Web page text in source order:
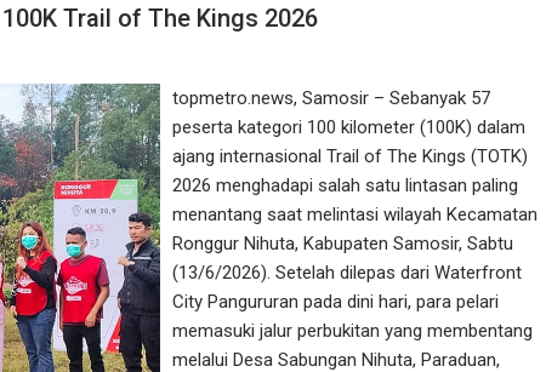
Trail of The Kings 2026
topmetro.news, Samosir – Sebanyak 57
peserta kategori 100 kilometer (100K) dalam
ajang internasional Trail of The Kings (TOTK)
2026 menghadapi salah satu lintasan paling
menantang saat melintasi wilayah Kecamatan
Ronggur Nihuta, Kabupaten Samosir, Sabtu
(13/6/2026). Setelah dilepas dari Waterfront
City Pangururan pada dini hari, para pelari
memasuki jalur perbukitan yang membentang
melalui Desa Sabungan Nihuta, Paraduan,